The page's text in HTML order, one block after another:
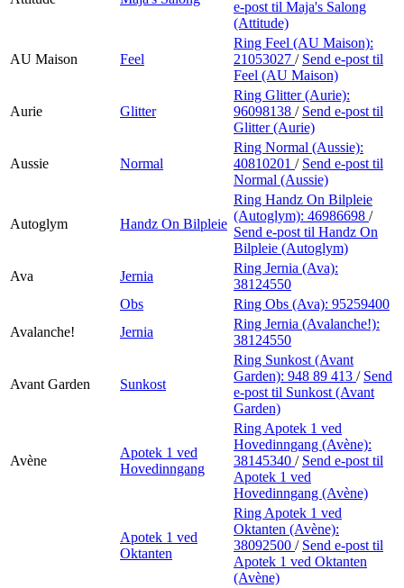
e-post til Maja's Salong
(Attitude)
AU Maison Feel
Ring Feel (AU Maison):
21053027 / Send e-post til
Feel (AU Maison)
Aurie Glitter
Ring Glitter (Aurie):
96098138 / Send e-post til
Glitter (Aurie)
Aussie Normal
Ring Normal (Aussie):
40810201 / Send e-post til
Normal (Aussie)
Autoglym Handz On Bilpleie
Ring Handz On Bilpleie
(Autoglym): 46986698 /
Send e-post til Handz On
Bilpleie (Autoglym)
Ava
Jernia
Ring Jernia (Ava):
38124550
Obs
Ring Obs (Ava): 95259400
Avalanche!
Jernia
Ring Jernia (Avalanche!):
38124550
Avant Garden Sunkost
Ring Sunkost (Avant
Garden): 948 89 413 / Send
e-post til Sunkost (Avant
Garden)
Avène
Apotek 1 ved
Hovedinngang
Ring Apotek 1 ved
Hovedinngang (Avène):
38145340 / Send e-post til
Apotek 1 ved
Hovedinngang (Avène)
Apotek 1 ved
Oktanten
Ring Apotek 1 ved
Oktanten (Avène):
38092500 / Send e-post til
Apotek 1 ved Oktanten
(Avène)